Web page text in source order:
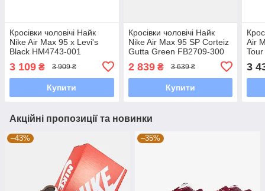
Кросівки чоловічі Найк
Nike Air Max 95 x Levi's
Black HM4743-001
3 109 ₴ 3 909 ₴
Купити
Кросівки чоловічі Найк
Nike Air Max 95 SP Corteiz
Gutta Green FB2709-300
2 839₴ 3 639 ₴
Купити
Air
3
Акційні пропозиції та новинки
–43% –35%